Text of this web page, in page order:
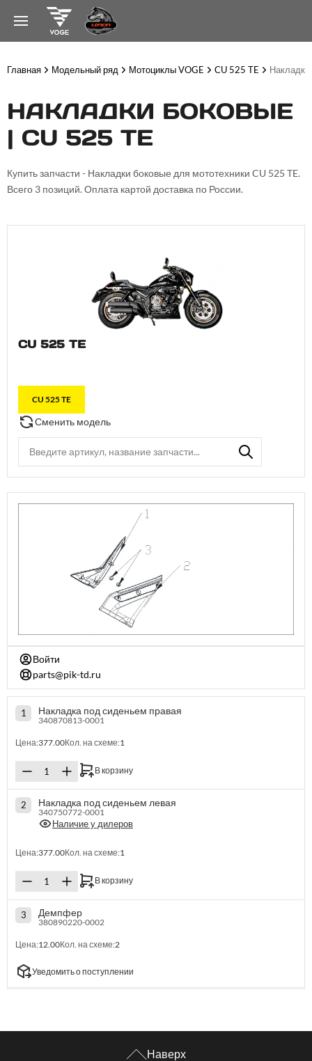
Главная Модельный ряд Мотоциклы VOGE CU 525 TE
НАКЛАДКИ БОКОВЫЕ
| CU 525 TE
Купить запчасти - Накладки боковые для мототехники CU 525 TE.
Всего 3 позиций. Оплата картой доставка по России.
CU 525 TE
CU 525 TE
Сменить модель
Войти
parts@pik-td.ru
1 Накладка под сиденьем правая
340870813-0001
Цена:377.00Кол. на схеме:1
В корзину
2 Накладка под сиденьем левая
340750772-0001
Наличие у дилеров
Цена:377.00Кол. на схеме:1
В корзину
3 Демпфер
380890220-0002
Цена:12.00Кол. на схеме:2
Уведомить о поступлении
Наверх